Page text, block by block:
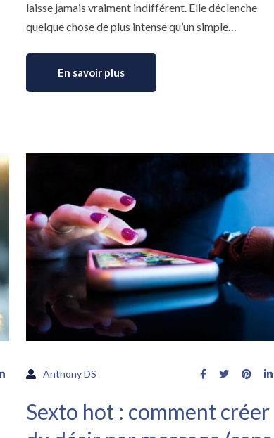
laisse jamais vraiment indifférent. Elle déclenche
quelque chose de plus intense qu’un simple…
En savoir plus
Anthony DS
Sexto hot : comment créer